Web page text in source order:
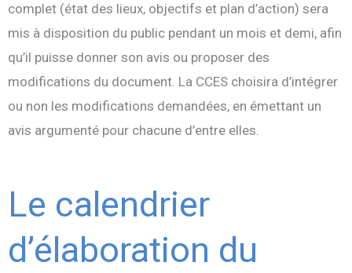
complet (état des lieux, objectifs et plan d’action) sera
mis à disposition du public pendant un mois et demi, afin
qu’il puisse donner son avis ou proposer des
modifications du document. La CCES choisira d’intégrer
ou non les modifications demandées, en émettant un
avis argumenté pour chacune d’entre elles.
Le calendrier
d’élaboration du